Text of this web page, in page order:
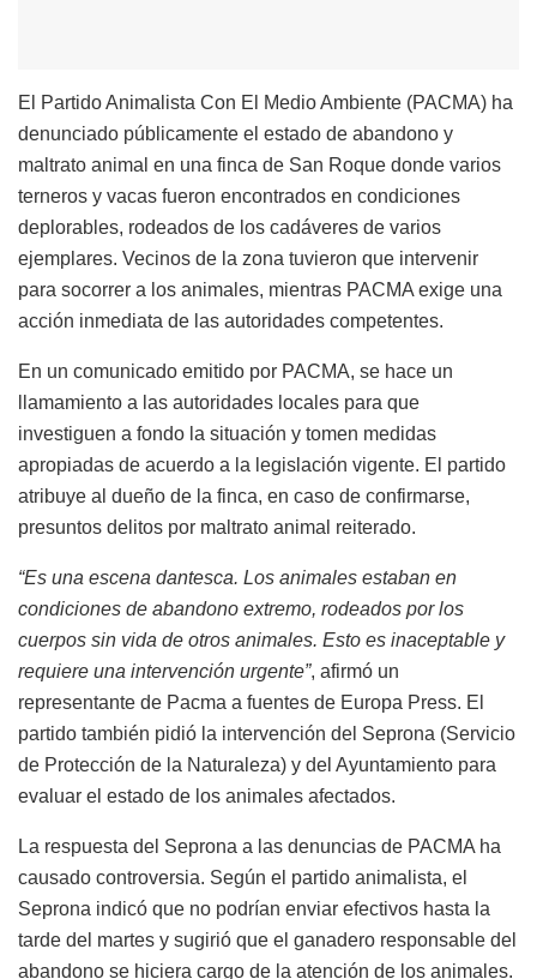
El Partido Animalista Con El Medio Ambiente (PACMA) ha
denunciado públicamente el estado de abandono y
maltrato animal en una finca de San Roque donde varios
terneros y vacas fueron encontrados en condiciones
deplorables, rodeados de los cadáveres de varios
ejemplares. Vecinos de la zona tuvieron que intervenir
para socorrer a los animales, mientras PACMA exige una
acción inmediata de las autoridades competentes.
En un comunicado emitido por PACMA, se hace un
llamamiento a las autoridades locales para que
investiguen a fondo la situación y tomen medidas
apropiadas de acuerdo a la legislación vigente. El partido
atribuye al dueño de la finca, en caso de confirmarse,
presuntos delitos por maltrato animal reiterado.
“Es una escena dantesca. Los animales estaban en
condiciones de abandono extremo, rodeados por los
cuerpos sin vida de otros animales. Esto es inaceptable y
requiere una intervención urgente”, afirmó un
representante de Pacma a fuentes de Europa Press. El
partido también pidió la intervención del Seprona (Servicio
de Protección de la Naturaleza) y del Ayuntamiento para
evaluar el estado de los animales afectados.
La respuesta del Seprona a las denuncias de PACMA ha
causado controversia. Según el partido animalista, el
Seprona indicó que no podrían enviar efectivos hasta la
tarde del martes y sugirió que el ganadero responsable del
abandono se hiciera cargo de la atención de los animales.